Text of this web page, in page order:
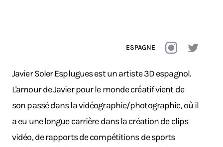
ESPAGNE
Javier Soler Esplugues est un artiste 3D espagnol.
L'amour de Javier pour le monde créatif vient de
son passé dans la vidéographie/photographie, où il
a eu une longue carrière dans la création de clips
vidéo, de rapports de compétitions de sports